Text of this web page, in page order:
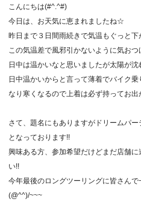
こんにちは(#^.^#)
今日は、お天気に恵まれましたね☆
昨日まで３日間雨続きで気温もぐっと
この気温差で風邪引かないように気お
日中は温かいなと思いましたが太陽が沈
日中温かいからと言って薄着でバイク
なり寒くなるので上着は必ず持ってお
さて、題名にもありますがドリームパ
となっております!!
興味ある方、参加希望だけどまだ店舗
い!!
今年最後のロングツーリングに皆さん
(@^^)/~~~